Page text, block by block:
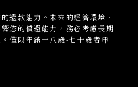
還款能力。未來的經濟環境、
您的償還能力，務必考慮長期
僅限年滿十八歲-七十歲者申